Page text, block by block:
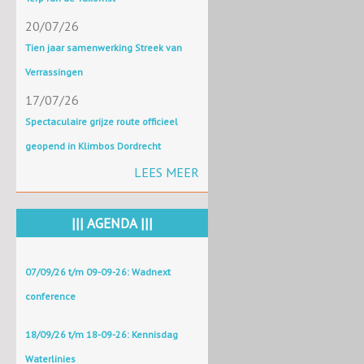
20/07/26
Tien jaar samenwerking Streek van
Verrassingen
17/07/26
Spectaculaire grijze route officieel
geopend in Klimbos Dordrecht
LEES MEER
||| AGENDA |||
07/09/26 t/m 09-09-26: Wadnext
conference
18/09/26 t/m 18-09-26: Kennisdag
Waterlinies